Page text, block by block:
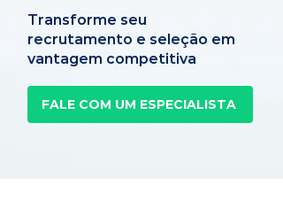
Transforme seu
recrutamento e seleção em
vantagem competitiva
FALE COM UM ESPECIALISTA